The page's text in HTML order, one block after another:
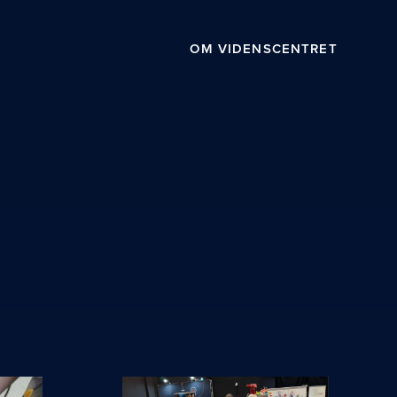
OM VIDENSCENTRET